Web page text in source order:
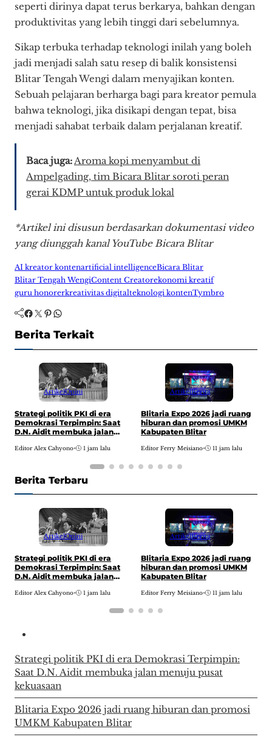
seperti dirinya dapat terus berkarya, bahkan dengan
produktivitas yang lebih tinggi dari sebelumnya.
Sikap terbuka terhadap teknologi inilah yang boleh
jadi menjadi salah satu resep di balik konsistensi
Blitar Tengah Wengi dalam menyajikan konten.
Sebuah pelajaran berharga bagi para kreator pemula
bahwa teknologi, jika disikapi dengan tepat, bisa
menjadi sahabat terbaik dalam perjalanan kreatif.
Baca juga:Aroma kopi menyambut di
Ampelgading, tim Bicara Blitar soroti peran
gerai KDMP untuk produk lokal
*Artikel ini disusun berdasarkan dokumentasi video
yang diunggah kanal YouTube Bicara Blitar
AI kreator kontenartificial intelligenceBicara Blitar
Blitar Tengah WengiContent Creatorekonomi kreatif
guru honorerkreativitas digitalteknologi kontenTymbro
Facebook Twitter Pinterest WhatsApp
Berita Terkait
ArtikelOpini
Strategi politik PKI di era
Demokrasi Terpimpin: Saat
D.N. Aidit membuka jalan
Editor Alex Cahyono• 1 jam lalu
ArtikelBerita
Blitaria Expo 2026 jadi ruang
hiburan dan promosi UMKM
Kabupaten Blitar
Editor Ferry Meisiano• 11 jam lalu
Berita Terbaru
ArtikelOpini
Strategi politik PKI di era
Demokrasi Terpimpin: Saat
D.N. Aidit membuka jalan
Editor Alex Cahyono• 1 jam lalu
ArtikelBerita
Blitaria Expo 2026 jadi ruang
hiburan dan promosi UMKM
Kabupaten Blitar
Editor Ferry Meisiano• 11 jam lalu
Strategi politik PKI di era Demokrasi Terpimpin:
Saat D.N. Aidit membuka jalan menuju pusat
kekuasaan
Blitaria Expo 2026 jadi ruang hiburan dan promosi
UMKM Kabupaten Blitar